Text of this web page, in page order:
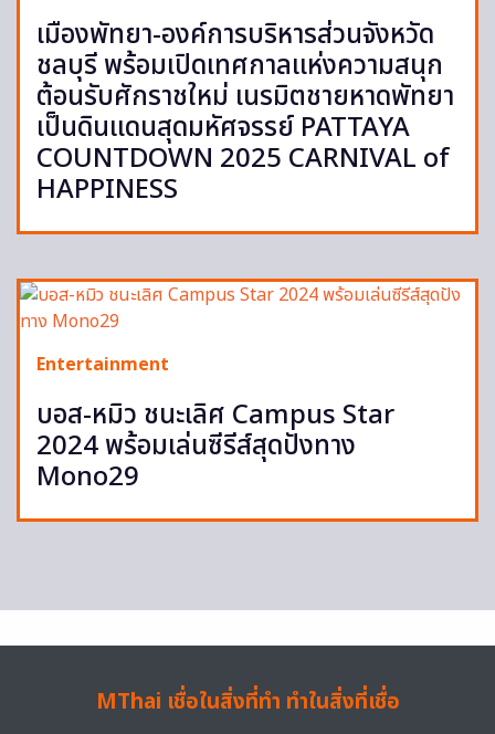
เมืองพัทยา-องค์การบริหารส่วนจังหวัด
ชลบุรี พร้อมเปิดเทศกาลแห่งความสนุก
ต้อนรับศักราชใหม่ เนรมิตชายหาดพัทยา
เป็นดินแดนสุดมหัศจรรย์ PATTAYA
COUNTDOWN 2025 CARNIVAL of
HAPPINESS
Entertainment
บอส-หมิว ชนะเลิศ Campus Star
2024 พร้อมเล่นซีรีส์สุดปังทาง
Mono29
MThai เชื่อในสิ่งที่ทำ ทำในสิ่งที่เชื่อ